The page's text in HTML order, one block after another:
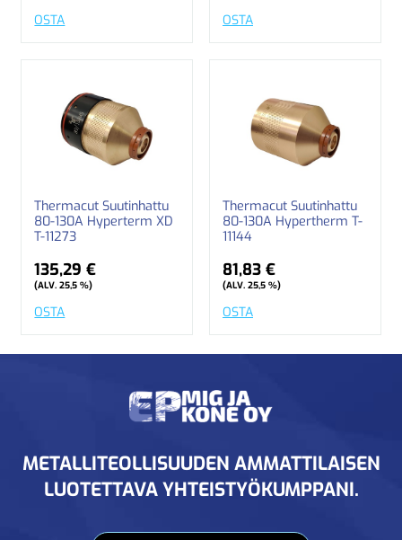
OSTA OSTA
Thermacut Suutinhattu
80-130A Hyperterm XD
T-11273
135,29 €
(ALV. 25,5 %)
OSTA
Thermacut Suutinhattu
80-130A Hypertherm T-
11144
81,83 €
(ALV. 25,5 %)
OSTA
METALLITEOLLISUUDEN AMMATTILAISEN
LUOTETTAVA YHTEISTYÖKUMPPANI.